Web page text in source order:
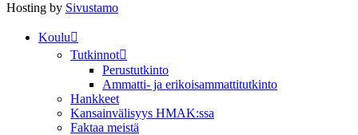
Hosting by Sivustamo
Koulu
Tutkinnot
Perustutkinto
Ammatti- ja erikoisammattitutkinto
Hankkeet
Kansainvälisyys HMAK:ssa
Faktaa meistä